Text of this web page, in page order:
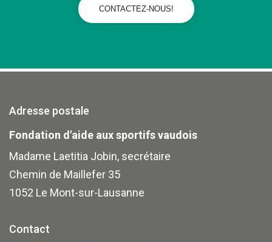
CONTACTEZ-NOUS!
Adresse postale
Fondation d'aide aux sportifs vaudois
Madame Laetitia Jobin, secrétaire
Chemin de Maillefer 35
1052 Le Mont-sur-Lausanne
Contact